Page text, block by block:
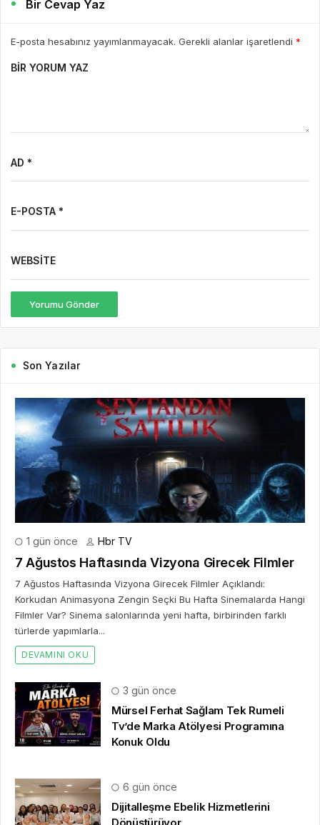
Bir Cevap Yaz
E-posta hesabınız yayımlanmayacak. Gerekli alanlar işaretlendi *
BIR YORUM YAZ
AD *
E-POSTA *
WEBSITE
Yorumu Gönder
Son Yazılar
1 gün önce Hbr TV
7 Ağustos Haftasında Vizyona Girecek Filmler
7 Ağustos Haftasında Vizyona Girecek Filmler Açıklandı:
Korkudan Animasyona Zengin Seçki Bu Hafta Sinemalarda Hangi
Filmler Var? Sinema salonlarında yeni hafta, birbirinden farklı
türlerde yapımlarla...
DEVAMINI OKU
3 gün önce
Mürsel Ferhat Sağlam Tek Rumeli
Tv’de Marka Atölyesi Programına
Konuk Oldu
6 gün önce
Dijitalleşme Ebelik Hizmetlerini
Dönüştürüyor